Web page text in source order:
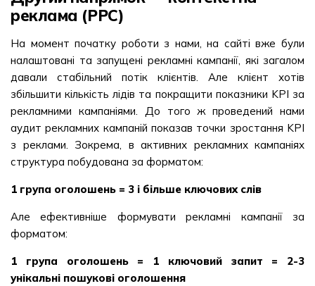
реклама (PPC)
На момент початку роботи з нами, на сайті вже були
налаштовані та запущені рекламні кампанії, які загалом
давали стабільний потік клієнтів. Але клієнт хотів
збільшити кількість лідів та покращити показники KPI за
рекламними кампаніями. До того ж проведений нами
аудит рекламних кампаній показав точки зростання KPI
з реклами. Зокрема, в активних рекламних кампаніях
структура побудована за форматом:
1 група оголошень = 3 і більше ключових слів
Але ефективніше формувати рекламні кампанії за
форматом:
1 група оголошень = 1 ключовий запит = 2-3
унікальні пошукові оголошення